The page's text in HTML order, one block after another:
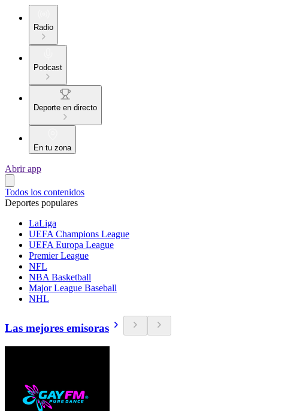
Radio
Podcast
Deporte en directo
En tu zona
Abrir app
Todos los contenidos
Deportes populares
LaLiga
UEFA Champions League
UEFA Europa League
Premier League
NFL
NBA Basketball
Major League Baseball
NHL
Las mejores emisoras